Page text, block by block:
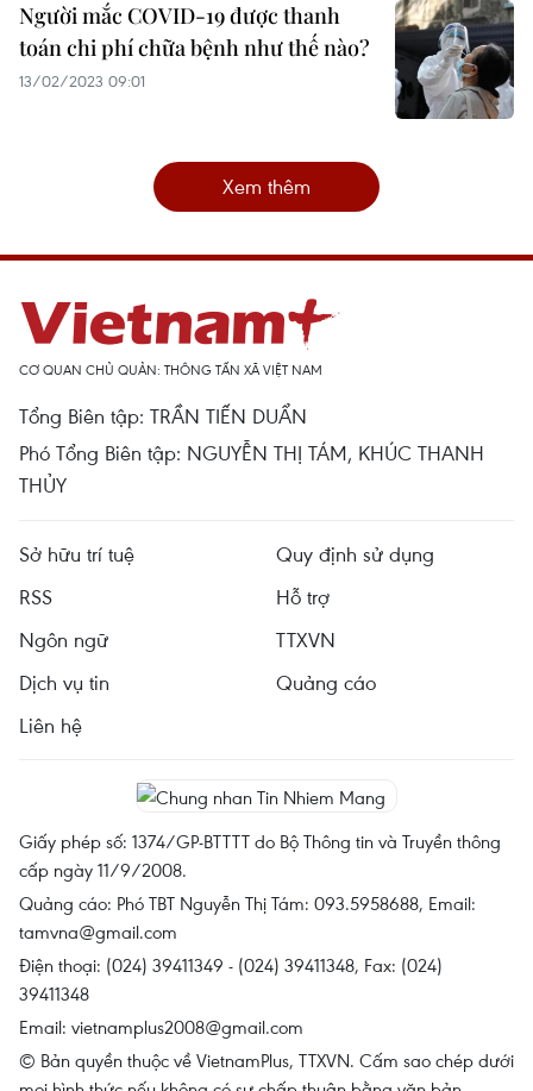
Người mắc COVID-19 được thanh
toán chi phí chữa bệnh như thế nào?
13/02/2023 09:01
Xem thêm
CƠ QUAN CHỦ QUẢN: THÔNG TẤN XÃ VIỆT NAM
Tổng Biên tập: TRẦN TIẾN DUẨN
Phó Tổng Biên tập: NGUYỄN THỊ TÁM, KHÚC THANH
THỦY
Sở hữu trí tuệ
Quy định sử dụng
RSS
Hỗ trợ
Ngôn ngữ
TTXVN
Dịch vụ tin
Quảng cáo
Liên hệ
Giấy phép số: 1374/GP-BTTTT do Bộ Thông tin và Truyền thông
cấp ngày 11/9/2008.
Quảng cáo: Phó TBT Nguyễn Thị Tám: 093.5958688, Email:
tamvna@gmail.com
Điện thoại: (024) 39411349 - (024) 39411348, Fax: (024)
39411348
Email: vietnamplus2008@gmail.com
© Bản quyền thuộc về VietnamPlus, TTXVN. Cấm sao chép dưới